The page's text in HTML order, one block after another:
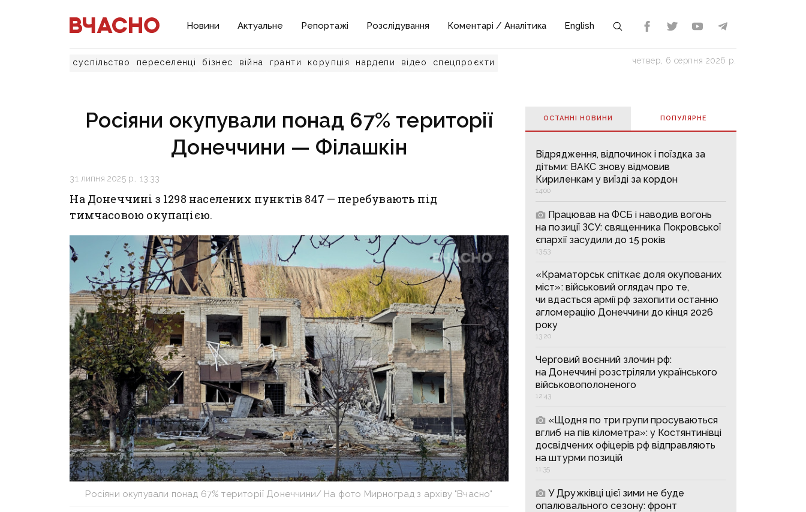
Новини Актуальне Репортажі Розслідування Коментарі / Аналітика English
суспільство переселенці бізнес війна гранти корупція нардепи відео спецпроєкти четвер, 6 серпня 2026 р.
Росіяни окупували понад 67% території
Донеччини — Філашкін
31 липня 2025 р., 13:33
На Донеччині з 1298 населених пунктів 847 — перебувають під
тимчасовою окупацією.
Росіяни окупували понад 67% території Донеччини/ На фото Мирноград з архіву "Вчасно"
ОСТАННІ НОВИНИ ПОПУЛЯРНE
Відрядження, відпочинок і поїздка за
дітьми: ВАКС знову відмовив
Кириленкам у виїзді за кордон
14:00
Працював на ФСБ і наводив вогонь
на позиції ЗСУ: священника Покровської
єпархії засудили до 15 років
13:53
«Краматорськ спіткає доля окупованих
міст»: військовий оглядач про те,
чи вдасться армії рф захопити останню
агломерацію Донеччини до кінця 2026
року
13:20
Черговий воєнний злочин рф:
на Донеччині розстріляли українського
військовополоненого
12:43
«Щодня по три групи просуваються
вглиб на пів кілометра»: у Костянтинівці
досвідчених офіцерів рф відправляють
на штурми позицій
11:35
У Дружківці цієї зими не буде
опалювального сезону: фронт